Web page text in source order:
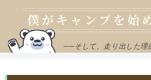
──そして、走り出した理